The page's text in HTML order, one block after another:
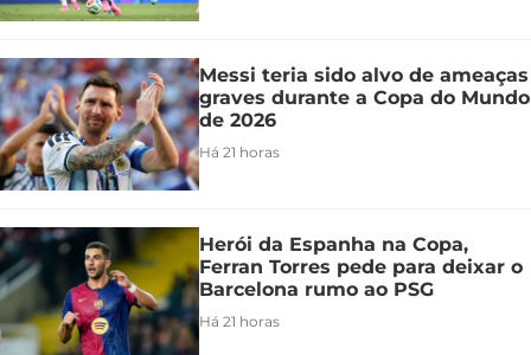
Messi teria sido alvo de ameaças
graves durante a Copa do Mundo
de 2026
Há 21 horas
Herói da Espanha na Copa,
Ferran Torres pede para deixar o
Barcelona rumo ao PSG
Há 21 horas